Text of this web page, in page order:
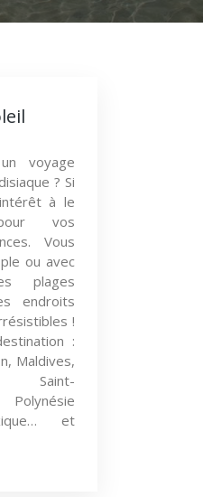
voyage
? Si
à le
vos
Vous
ou avec
plages
endroits
!
:
Maldives,
Saint-
et